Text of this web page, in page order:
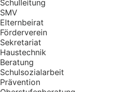
Schulleitung
SMV
Elternbeirat
Förderverein
Sekretariat
Haustechnik
Beratung
Schulsozialarbeit
Prävention